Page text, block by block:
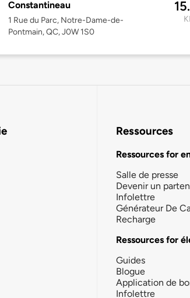
Constantineau
1 Rue du Parc, Notre-Dame-de-
Pontmain, QC, J0W 1S0
Ressources
Ressources for
Salle de presse
Devenir un
Infolettre
Générateur De
Recharge
Ressources for
Guides
Blogue
Application de
Infolettre